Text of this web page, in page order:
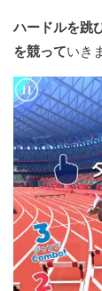
ハードルを跳
を競っていき